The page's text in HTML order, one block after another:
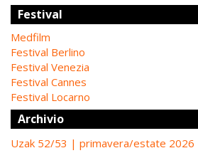
Festival
Medfilm
Festival Berlino
Festival Venezia
Festival Cannes
Festival Locarno
Archivio
Uzak 52/53 | primavera/estate 2026